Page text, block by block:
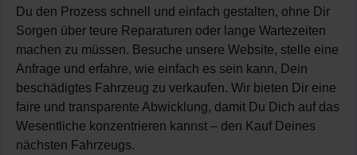
Du den Prozess schnell und einfach gestalten, ohne Dir
Sorgen über teure Reparaturen oder lange Wartezeiten
machen zu müssen. Besuche unsere Website, stelle eine
Anfrage und erfahre, wie einfach es sein kann, Dein
beschädigtes Fahrzeug zu verkaufen. Wir bieten Dir eine
faire und transparente Abwicklung, damit Du Dich auf das
Wesentliche konzentrieren kannst – den Kauf Deines
nächsten Fahrzeugs.